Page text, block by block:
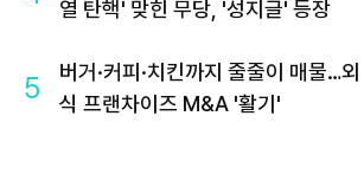
열 탄핵' 맞힌 무당, '성지글' 등장
5
버거·커피·치킨까지 줄줄이 매물…외
식 프랜차이즈 M&A '활기'